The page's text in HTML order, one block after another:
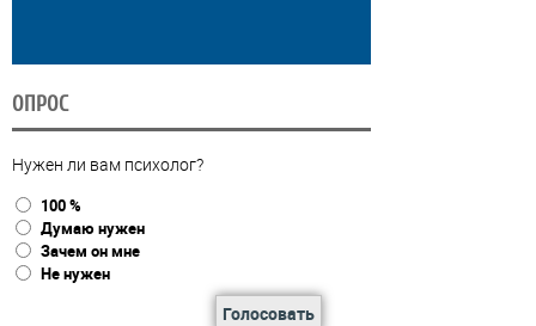
ОПРОС
Нужен ли вам психолог?
100 %
Думаю нужен
Зачем он мне
Не нужен
Голосовать